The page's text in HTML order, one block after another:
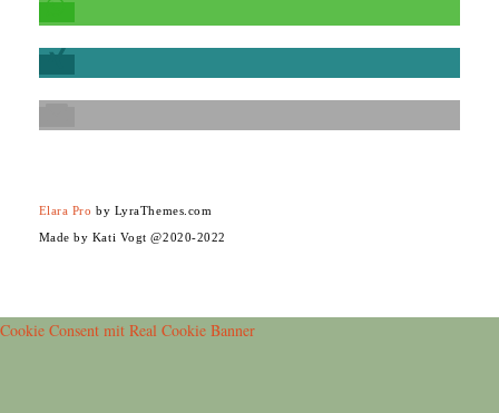
Elara Pro by LyraThemes.com
Made by Kati Vogt @2020-2022
Cookie Consent mit Real Cookie Banner